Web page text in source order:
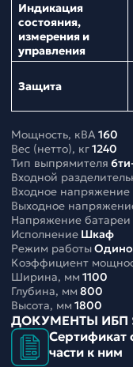
Индикация
состояния,
измерения и
управления
Защита
Мощность, кВА160
Вес (нетто), кг1240
Тип выпрямителя
Входной
Входное
Выходное
Напряжение
Исполнение Шкаф
Режим работы
Коэффициент
Ширина, мм 1100
Глубина, мм 800
Высота, мм 1800
ДОКУМЕНТЫ ИБП
Сертификат
части к ним